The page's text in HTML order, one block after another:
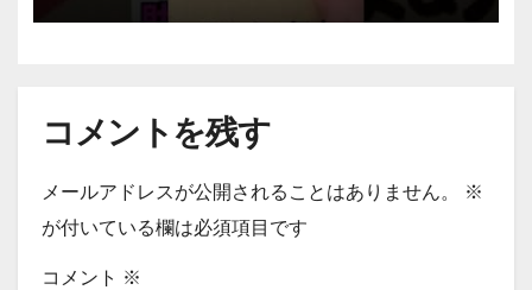
コメントを残す
メールアドレスが公開されることはありません。
※
が付いている欄は必須項目です
コメント ※